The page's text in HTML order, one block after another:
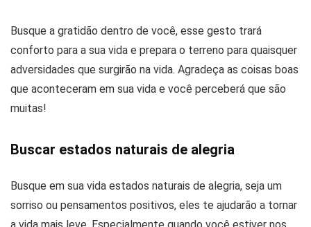
Busque a gratidão dentro de você, esse gesto trará
conforto para a sua vida e prepara o terreno para quaisquer
adversidades que surgirão na vida. Agradeça as coisas boas
que aconteceram em sua vida e você perceberá que são
muitas!
Buscar estados naturais de alegria
Busque em sua vida estados naturais de alegria, seja um
sorriso ou pensamentos positivos, eles te ajudarão a tornar